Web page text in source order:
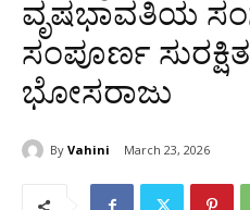
ವೃಷಭಾವತಿಯ
ಸಂಪೂರ್ಣ
ಭೋಸರಾಜು
By Vahini March 23, 2026